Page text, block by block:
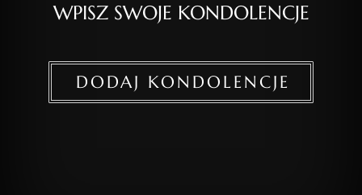
WPISZ SWOJE KONDOLENCJE
DODAJ KONDOLENCJE